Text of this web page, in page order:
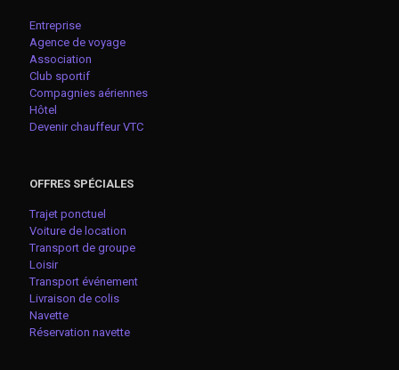
Entreprise
Agence de voyage
Association
Club sportif
Compagnies aériennes
Hôtel
Devenir chauffeur VTC
OFFRES SPÉCIALES
Trajet ponctuel
Voiture de location
Transport de groupe
Loisir
Transport événement
Livraison de colis
Navette
Réservation navette